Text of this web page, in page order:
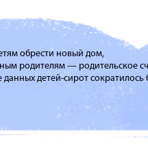
обрести новый дом,
родителям — родительское
детей-сирот сократилось